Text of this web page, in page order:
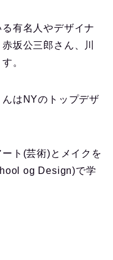
有名人やデザイナ
坂公三郎さん、川
。
はNYのトップデザ
ト(芸術)とメイクを
og Design)で学